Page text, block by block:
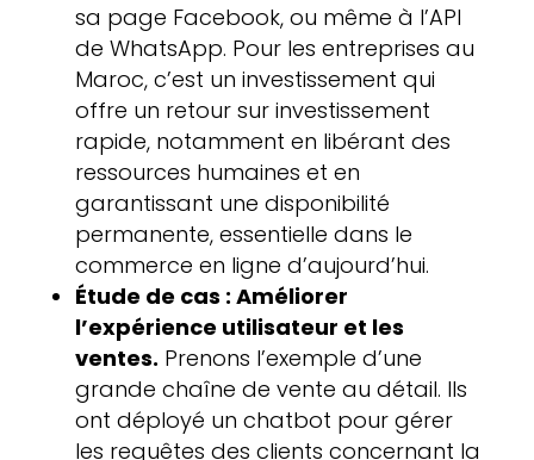
sa page Facebook, ou même à l’API
de WhatsApp. Pour les entreprises au
Maroc, c’est un investissement qui
offre un retour sur investissement
rapide, notamment en libérant des
ressources humaines et en
garantissant une disponibilité
permanente, essentielle dans le
commerce en ligne d’aujourd’hui.
Étude de cas : Améliorer
l’expérience utilisateur et les
ventes. Prenons l’exemple d’une
grande chaîne de vente au détail. Ils
ont déployé un chatbot pour gérer
les requêtes des clients concernant la